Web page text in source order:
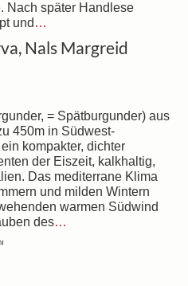
Nach später Handlese
und …
Nals Margreid
= Spätburgunder) aus
450m in Südwest-
kompakter, dichter
der Eiszeit, kalkhaltig,
Das mediterrane Klima
und milden Wintern
warmen Südwind
des…